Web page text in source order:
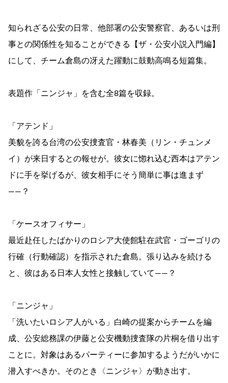
知られざる公安の日常、他部署の公安警察官、あるいは刑
事との関係性を知ることができる【ザ・公安小説入門編】
にして、チーム倉島の冴えた躍動に鼓動高鳴る短篇集。
表題作「ニンジャ」を含む全8篇を収録。
「アテンド」
美貌を誇る台湾の公安捜査官・林春美（リン・チュンメ
イ）が来日するとの報せが。彼女に惚れ込む西本はアテン
ドに手を挙げるが、彼女相手にそう簡単に事は進まず
――？
「ケースオフィサー」
最近赴任したばかりのロシア大使館駐在武官・ゴーゴリの
行確（行動確認）を指示された倉島。張り込みを続ける
と、彼はある日本人女性と接触していて――？
「ニンジャ」
「洗いたいロシア人がいる」白崎の提案からチームを編
成、公安総務課の伊藤と公安機動捜査隊の片桐を借り出す
ことに。対象はあるパーティーに参加するようだがいかに
潜入すべきか。そのとき〈ニンジャ〉が動き出す。